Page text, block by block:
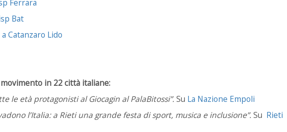
Ferrara
Bat
Catanzaro Lido
in 22 città italiane:
le età protagonisti al Giocagin al PalaBitossi”. Su La Nazione Empoli
l’Italia: a Rieti una grande festa di sport, musica e inclusione”. Su Rieti